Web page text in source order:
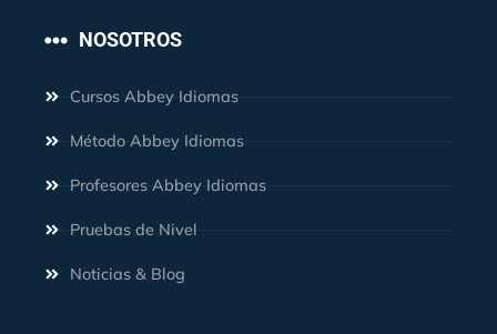
NOSOTROS
Cursos Abbey Idiomas
Método Abbey Idiomas
Profesores Abbey Idiomas
Pruebas de Nivel
Noticias & Blog